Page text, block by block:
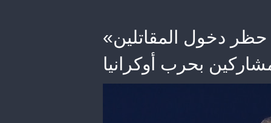
«الاتحاد الأوروبي»: ندرس حظر دخول المقاتلين
بحرب أوكرانيا